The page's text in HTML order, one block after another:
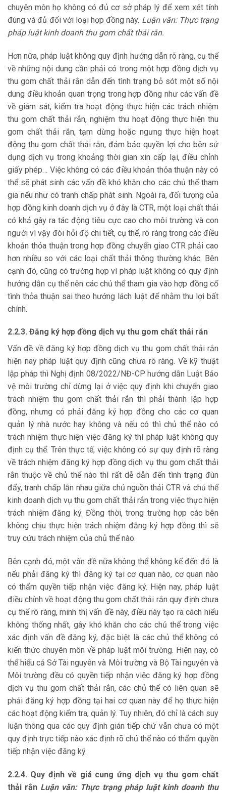
chuyên môn họ không có đủ cơ sở pháp lý để xem xét tính
đúng và đủ đối với loại hợp đồng này. Luận văn: Thực trạng
pháp luật kinh doanh thu gom chất thải rắn.
Hơn nữa, pháp luật không quy định hướng dẫn rõ ràng, cụ thể
về những nội dung cần phải có trong một hợp đồng dịch vụ
thu gom chất thải rắn dẫn đến tình trạng bỏ sót một số nội
dung điều khoản quan trọng trong hợp đồng như các vấn đề
về giám sát, kiểm tra hoạt động thực hiện các trách nhiệm
thu gom chất thải rắn, nghiệm thu hoạt động thực hiện thu
gom chất thải rắn, tạm dừng hoặc ngưng thực hiện hoạt
động thu gom chất thải rắn, đảm bảo quyền lợi cho bên sử
dụng dịch vụ trong khoảng thời gian xin cấp lại, điều chỉnh
giấy phép… Việc không có các điều khoản thỏa thuận này có
thể sẽ phát sinh các vấn đề khó khăn cho các chủ thể tham
gia nếu như có tranh chấp phát sinh. Ngoài ra, đối tượng của
hợp đồng kinh doanh dịch vụ ở đây là CTR, một loại chất thải
có khả gây ra tác động tiêu cực cao cho môi trường và con
người vì vậy đòi hỏi độ chi tiết, cụ thể, rõ ràng trong các điều
khoản thỏa thuận trong hợp đồng chuyển giao CTR phải cao
hơn nhiều so với các loại chất thải thông thường khác. Bên
cạnh đó, cũng có trường hợp vì pháp luật không có quy định
hướng dẫn cụ thể nên các chủ thể tham gia vào hợp đồng cố
tình thỏa thuận sai theo hướng lách luật để nhằm thu lợi bất
chính.
2.2.3. Đăng ký hợp đồng dịch vụ thu gom chất thải rắn
Vấn đề về đăng ký hợp đồng dịch vụ thu gom chất thải rắn
hiện nay pháp luật quy định cũng chưa rõ ràng. Về kỹ thuật
lập pháp thì Nghị định 08/2022/NĐ-CP hướng dẫn Luật Bảo
vệ môi trường chỉ dừng lại ở việc quy định khi chuyển giao
trách nhiệm thu gom chất thải rắn thì phải thành lập hợp
đồng, nhưng có phải đăng ký hợp đồng cho các cơ quan
quản lý nhà nước hay không và nếu có thì chủ thể nào có
trách nhiệm thực hiện việc đăng ký thì pháp luật không quy
định cụ thể. Trên thực tế, việc không có sự quy định rõ ràng
về trách nhiệm đăng ký hợp đồng dịch vụ thu gom chất thải
rắn thuộc về chủ thể nào thì rất dễ dẫn đến tình trạng đùn
đẩy, tranh chấp lẫn nhau giữa chủ nguồn thải CTR và chủ thể
kinh doanh dịch vụ thu gom chất thải rắn trong việc thực hiện
trách nhiệm đăng ký. Đồng thời, trong trường hợp các bên
không chịu thực hiện trách nhiệm đăng ký hợp đồng thì sẽ
truy cứu trách nhiệm của chủ thể nào.
Bên cạnh đó, một vấn đề nữa không thể không kể đến đó là
nếu phải đăng ký thì đăng ký tại cơ quan nào, cơ quan nào
có thẩm quyền tiếp nhận việc đăng ký. Hiện nay, pháp luật
điều chỉnh về hoạt động thu gom chất thải rắn quy định chưa
cụ thể rõ ràng, minh thị vấn đề này, điều này tạo ra cách hiểu
không thống nhất, gây khó khăn cho các chủ thể trong việc
xác định vấn đề đăng ký, đặc biệt là các chủ thể không có
kiến thức chuyên môn về pháp luật môi trường. Hiện nay, có
thể hiểu cả Sở Tài nguyên và Môi trường và Bộ Tài nguyên và
Môi trường đều có quyền tiếp nhận việc đăng ký hợp đồng
dịch vụ thu gom chất thải rắn, các chủ thể có liên quan sẽ
phải đăng ký hợp đồng tại hai cơ quan này để họ thực hiện
các hoạt động kiểm tra, quản lý. Tuy nhiên, đó chỉ là cách suy
luận thông qua các quy định gián tiếp chứ vẫn chưa có một
quy định trực tiếp nào xác định rõ chủ thể nào có thẩm quyền
tiếp nhận việc đăng ký.
2.2.4. Quy định về giá cung ứng dịch vụ thu gom chất
thải rắn Luận văn: Thực trạng pháp luật kinh doanh thu